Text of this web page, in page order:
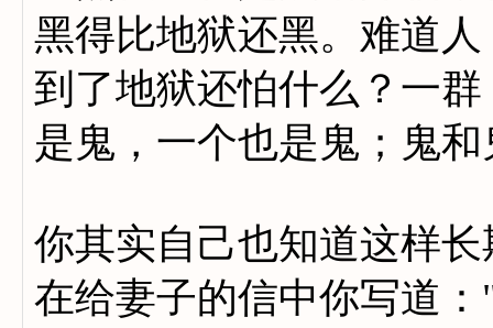
黑得比地狱还黑。难道人
到了地狱还怕什么？一群
是鬼，一个也是鬼；鬼
你其实自己也知道这样
在给妻子的信中你写道